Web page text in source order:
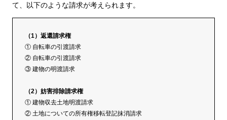
て、以下のような請求が考えられます。
（1）返還請求権
① 自転車の引渡請求
② 自転車の引渡請求
③ 建物の明渡請求
（2）妨害排除請求権
① 建物収去土地明渡請求
② 土地についての所有権移転登記抹消請求